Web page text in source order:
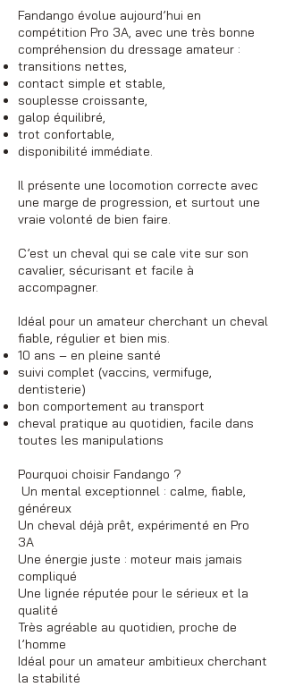
Fandango évolue aujourd’hui en
compétition Pro 3A, avec une très bonne
compréhension du dressage amateur :
transitions nettes,
contact simple et stable,
souplesse croissante,
galop équilibré,
trot confortable,
disponibilité immédiate.
Il présente une locomotion correcte avec
une marge de progression, et surtout une
vraie volonté de bien faire.
C’est un cheval qui se cale vite sur son
cavalier, sécurisant et facile à
accompagner.
Idéal pour un amateur cherchant un cheval
fiable, régulier et bien mis.
10 ans – en pleine santé
suivi complet (vaccins, vermifuge,
dentisterie)
bon comportement au transport
cheval pratique au quotidien, facile dans
toutes les manipulations
Pourquoi choisir Fandango ?
Un mental exceptionnel : calme, fiable,
généreux
Un cheval déjà prêt, expérimenté en Pro
3A
Une énergie juste : moteur mais jamais
compliqué
Une lignée réputée pour le sérieux et la
qualité
Très agréable au quotidien, proche de
l’homme
Idéal pour un amateur ambitieux cherchant
la stabilité